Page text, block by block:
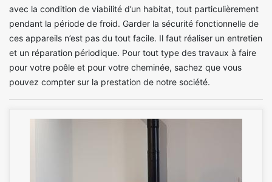
avec la condition de viabilité d’un habitat, tout particulièrement
pendant la période de froid. Garder la sécurité fonctionnelle de
ces appareils n’est pas du tout facile. Il faut réaliser un entretien
et un réparation périodique. Pour tout type des travaux à faire
pour votre poêle et pour votre cheminée, sachez que vous
pouvez compter sur la prestation de notre société.